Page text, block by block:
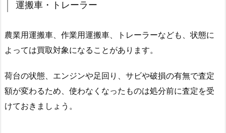
運搬車・トレーラー
農業用運搬車、作業用運搬車、トレーラーなども、状態に
よっては買取対象になることがあります。
荷台の状態、エンジンや足回り、サビや破損の有無で査定
額が変わるため、使わなくなったものは処分前に査定を受
けておきましょう。